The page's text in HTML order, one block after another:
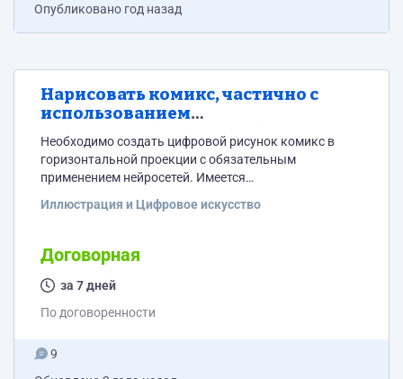
Опубликовано год назад
Нарисовать комикс, частично с
использованием
приложения(нейросети)
Необходимо создать цифровой рисунок комикс в
горизонтальной проекции с обязательным
применением нейросетей. Имеется
сюжет можно отрисовать руками, но лица, для
ОБЯЗАТЕЛЬНО с применением приложений или
сайтов, которые преобразуют фото в комикс. Кроме
приложений, которые преобразуют в стиле аниме-
словами, нужно использовать только те приложения,
Иллюстрация и Цифровое искусство
Договорная
за 7 дней
По договоренности
9